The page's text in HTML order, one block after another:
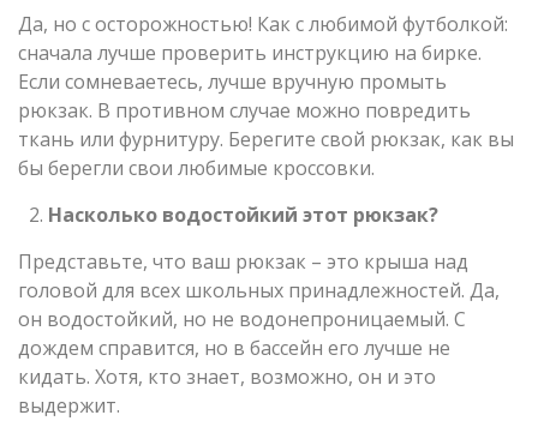
Да, но с осторожностью! Как с любимой футболкой:
сначала лучше проверить инструкцию на бирке.
Если сомневаетесь, лучше вручную промыть
рюкзак. В противном случае можно повредить
ткань или фурнитуру. Берегите свой рюкзак, как вы
бы берегли свои любимые кроссовки.
Насколько водостойкий этот рюкзак?
Представьте, что ваш рюкзак – это крыша над
головой для всех школьных принадлежностей. Да,
он водостойкий, но не водонепроницаемый. С
дождем справится, но в бассейн его лучше не
кидать. Хотя, кто знает, возможно, он и это
выдержит.